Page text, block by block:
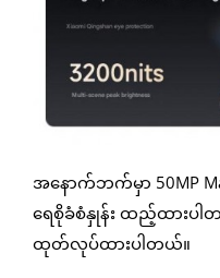
အနောက်ဘက်မှာ 50MP
ရေစိုခံစံနှုန်း ထည့်ထားပါတ
ထုတ်လုပ်ထားပါတယ်။